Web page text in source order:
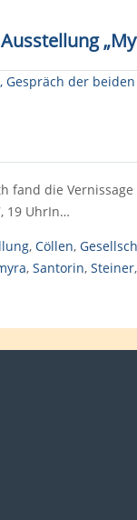
fand die
19 UhrIn…
, Cöllen,
, Santorin, Steiner,